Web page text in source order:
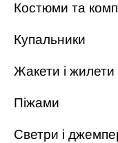
Костюми та
Купальники
Жакети і жилети
Піжами
Светри і